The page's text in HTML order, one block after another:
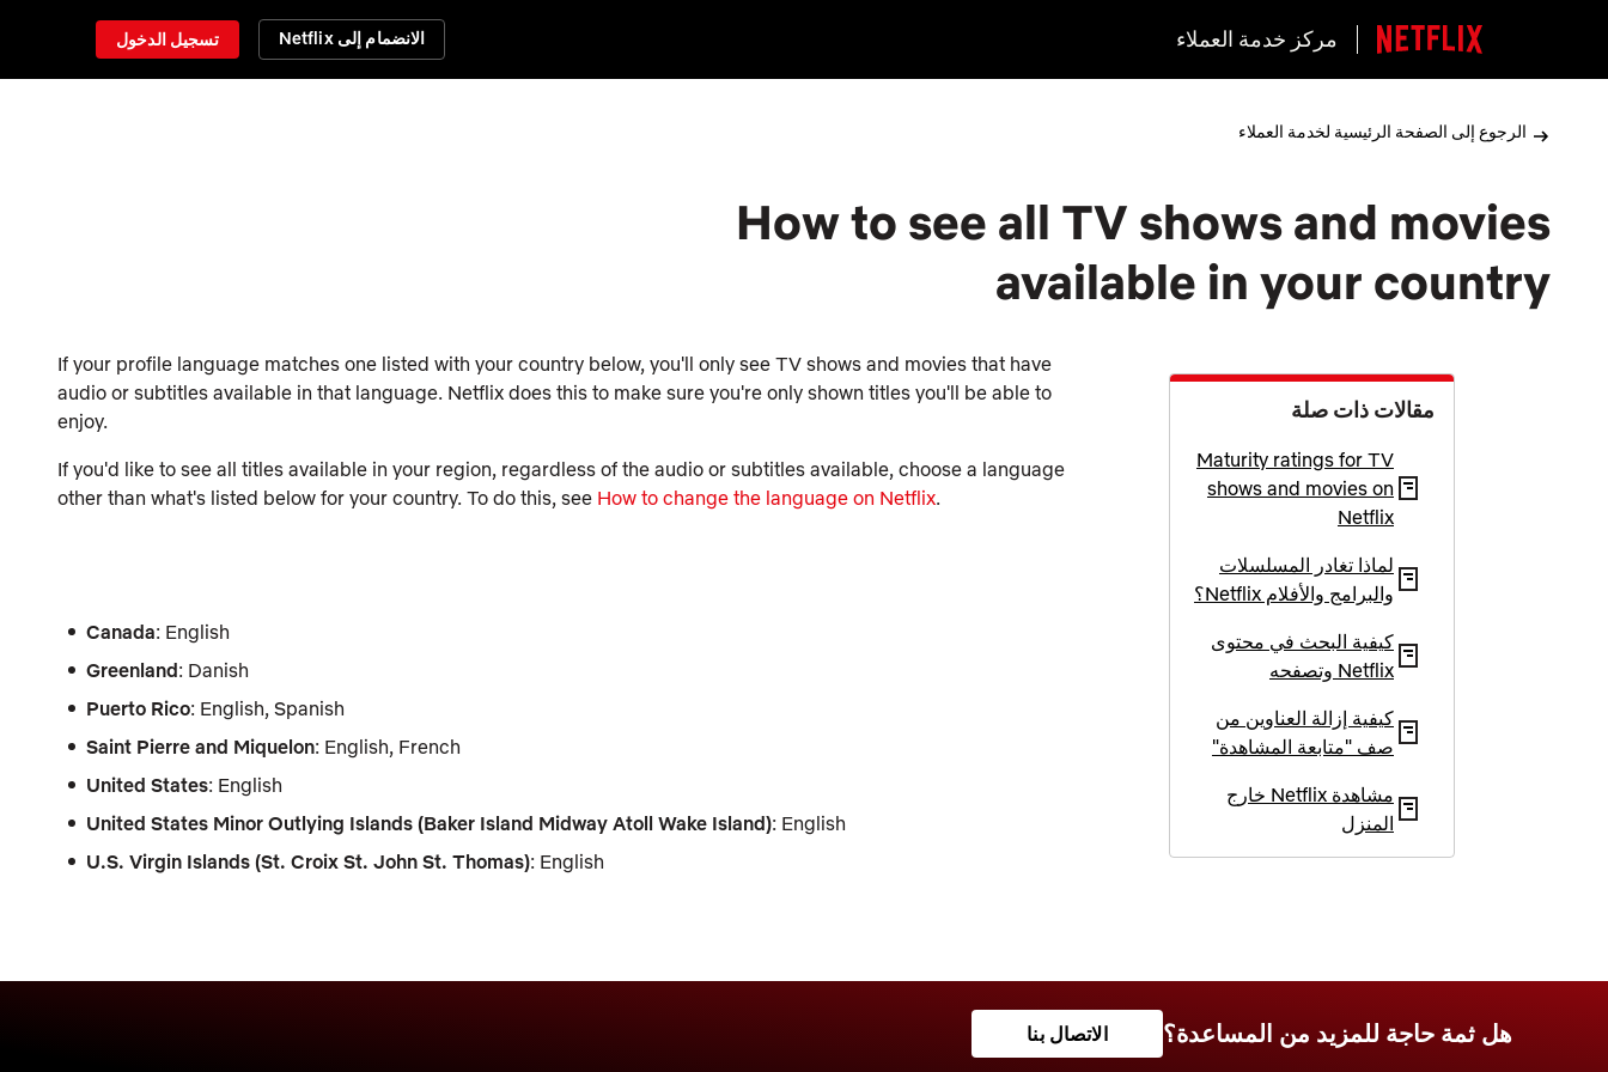
مركز خدمة العملاء الانضمام إلى Netflix تسجيل الدخول
الرجوع إلى الصفحة الرئيسية لخدمة العملاء
How to see all TV shows and movies
available in your country
If your profile language matches one listed with your country below, you'll only see TV shows and movies that have
audio or subtitles available in that language. Netflix does this to make sure you're only shown titles you'll be able to
enjoy.
If you'd like to see all titles available in your region, regardless of the audio or subtitles available, choose a language
other than what's listed below for your country. To do this, see How to change the language on Netflix.
Canada: English
Greenland: Danish
Puerto Rico: English, Spanish
Saint Pierre and Miquelon: English, French
United States: English
United States Minor Outlying Islands (Baker Island Midway Atoll Wake Island): English
U.S. Virgin Islands (St. Croix St. John St. Thomas): English
مقالات ذات صلة
Maturity ratings for TV
shows and movies on
Netflix
لماذا تغادر المسلسلات
والبرامج والأفلام Netflix؟
كيفية البحث في محتوى
Netflix وتصفحه
كيفية إزالة العناوين من
صف "متابعة المشاهدة"
مشاهدة Netflix خارج
المنزل
هل ثمة حاجة للمزيد من المساعدة؟ الاتصال بنا